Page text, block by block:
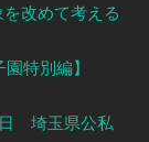
改めて考える
特別編】
日 埼玉県公私